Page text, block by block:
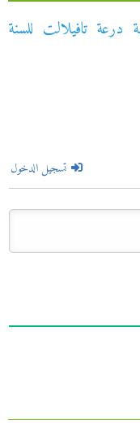
درعة تافيلالت للسنة
تسجيل الدخول